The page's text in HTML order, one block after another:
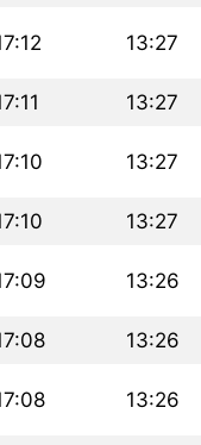
13:27
13:27
13:27
13:27
13:26
13:26
13:26